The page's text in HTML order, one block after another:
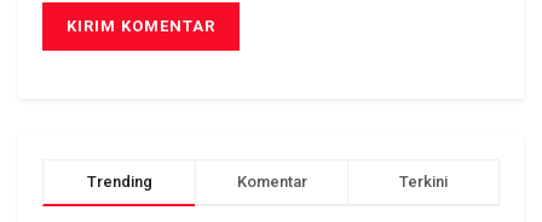
Trending Komentar Terkini